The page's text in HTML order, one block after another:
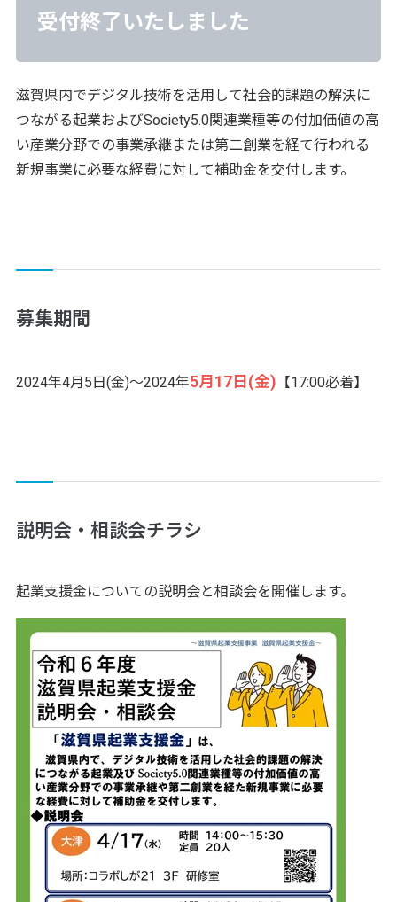
受付終了いたしました
滋賀県内でデジタル技術を活用して社会的課題の解決に
つながる起業およびSociety5.0関連業種等の付加価値の高
い産業分野での事業承継または第二創業を経て行われる
新規事業に必要な経費に対して補助金を交付します。
募集期間
2024年4月5日(金)～2024年5月17日(金) 【17:00必着】
説明会・相談会チラシ
起業支援金についての説明会と相談会を開催します。